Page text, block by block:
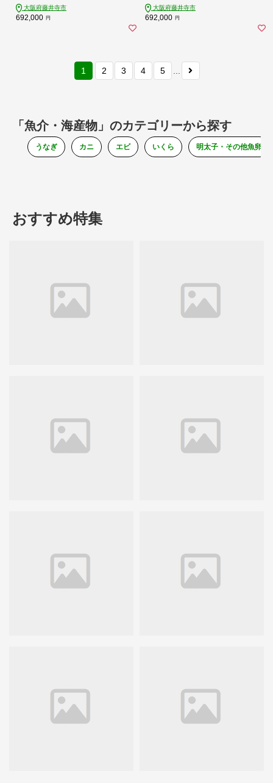
日 贈答 贈り物 ギフト / 大阪府藤井寺
市/(株)れいわ水産 [BLAL021]
大阪府藤井寺市
692,000 円
大阪府藤井寺市/(株)れいわ水産 [BLA
L041]
大阪府藤井寺市
692,000 円
1 2 3 4 5
「魚介・海産物」のカテゴリーから探す
うなぎ カニ エビ いくら 明太子・その他魚卵
おすすめ特集